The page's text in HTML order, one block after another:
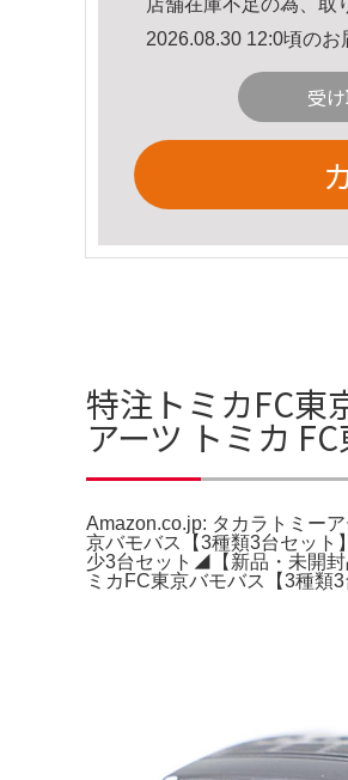
店舗在庫不足の為、取
2026.08.30 12:0頃のお
受
特注トミカFC
アーツ トミカ
Amazon.co.jp: タカラトミー
京バモバス【3種類3台セッ
少3台セット◢【新品・未開封
ミカFC東京バモバス【3種